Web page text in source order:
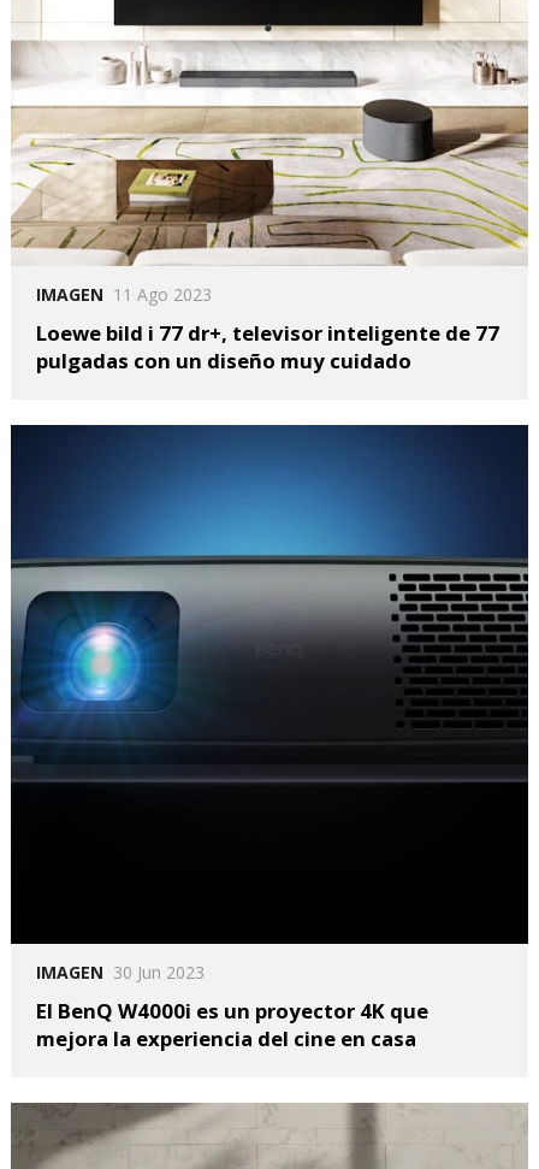
IMAGEN 11 Ago 2023
Loewe bild i 77 dr+, televisor inteligente de 77
pulgadas con un diseño muy cuidado
IMAGEN 30 Jun 2023
El BenQ W4000i es un proyector 4K que
mejora la experiencia del cine en casa